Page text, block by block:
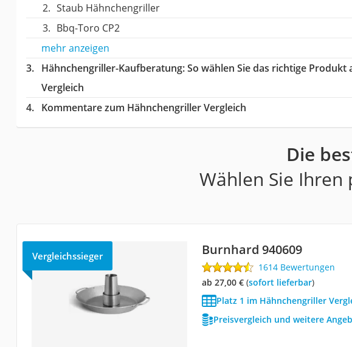
Staub Hähnchengriller
Bbq-Toro CP2
mehr anzeigen
Hähnchengriller-Kaufberatung: So wählen Sie das richtige
Vergleich
Kommentare zum Hähnchengriller Vergleich
Die
Wählen Sie
Vergleichssieger Burnhard 940609
1614 Bewertungen
ab 27,00 €( Sofort lieferbar)
Platz 1 im Hähnchengriller
Preisvergleich und weitere